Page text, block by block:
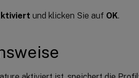
und klicken Sie auf OK.